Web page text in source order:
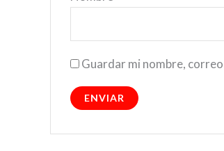
Guardar mi nombre,